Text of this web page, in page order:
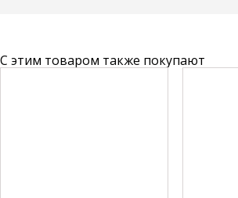
С этим товаром также покупают